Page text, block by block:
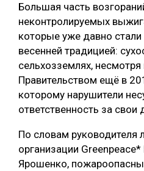
Большая часть
неконтролируемых
которые уже давно
весенней традицией:
сельхозземлях,
Правительством ещё в
которому нарушители
ответственность за свои
По словам руководителя
организации
Ярошенко,